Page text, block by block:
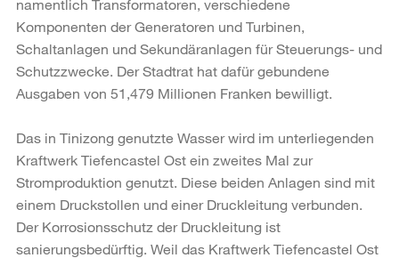
namentlich Transformatoren, verschiedene
Komponenten der Generatoren und Turbinen,
Schaltanlagen und Sekundäranlagen für Steuerungs- und
Schutzzwecke. Der Stadtrat hat dafür gebundene
Ausgaben von 51,479 Millionen Franken bewilligt.
Das in Tinizong genutzte Wasser wird im unterliegenden
Kraftwerk Tiefencastel Ost ein zweites Mal zur
Stromproduktion genutzt. Diese beiden Anlagen sind mit
einem Druckstollen und einer Druckleitung verbunden.
Der Korrosionsschutz der Druckleitung ist
sanierungsbedürftig. Weil das Kraftwerk Tiefencastel Ost